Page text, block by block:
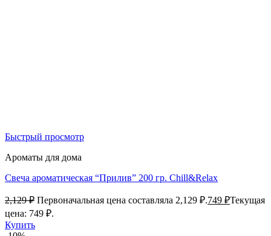
Быстрый просмотр
Ароматы для дома
Свеча ароматическая “Прилив” 200 гр. Chill&Relax
2,129₽ Первоначальная цена составляла 2,129 ₽.749 ₽Текущая
цена: 749 ₽.
Купить